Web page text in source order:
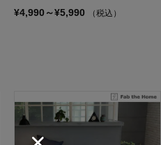
¥4,990～¥5,990
（税込）